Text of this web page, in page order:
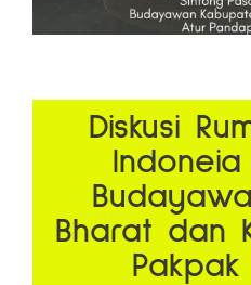
Diskusi
Bharat dan